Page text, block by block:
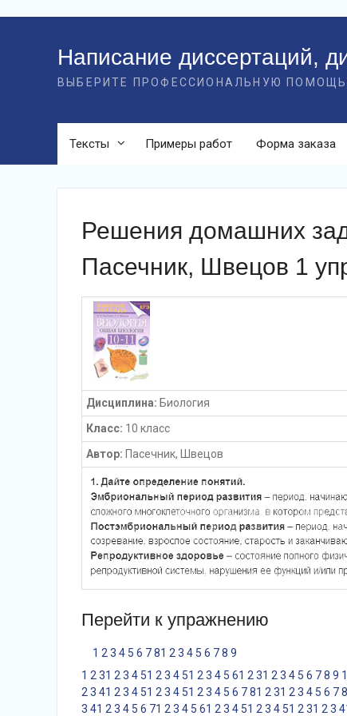
Написание диссертаций,
ВЫБЕРИТЕ ПРОФЕССИОНАЛЬНУЮ
Тексты Примеры работ Форма заказа
Решения домашних
Пасечник, Швецов 1
Дисциплина: Биология
Класс: 10 класс
Автор: Пасечник, Швецов
Перейти к упражнению
1 2 3 4 5 6 781 2 3 4 5 6 78 9
1 2 31 2 3 4 51 2 3 4 51 2 3 4 5 61 2 31 2 3 4 5 6 78 9
2 3 41 2 3 4 51 2 3 4 51 2 3 4 5 6 781 2 31 2 3 4 5 6 78
3 41 2 3 4 5 6 71 2 3 4 5 61 2 3 4 51 2 3 4 51 2 31 2 3 4